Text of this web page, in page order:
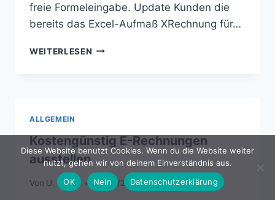
freie Formeleingabe. Update Kunden die
bereits das Excel-Aufmaß XRechnung für…
WEITERLESEN UPDATE:
ALLGEMEIN
Kostengünstig E-Rechnungen
ausstellen
Von U. Braun 20/03/2021
Diese Website benutzt Cookies. Wenn du die Website weiter
nutzt, gehen wir von deinem Einverständnis aus.
OK
Nein Datenschutzerklärung